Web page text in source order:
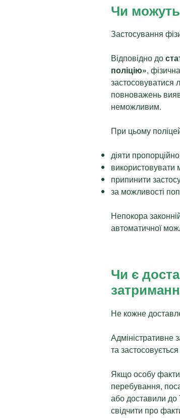
Чи
Застосування
Відповідно до
поліцію»,
застосовуватися
повноважень
неможливим.
При цьому
діяти
використовувати
припинити
за можливості
Непокора
автоматичної
Чи є
Не кожне
Адміністративне
та
Якщо особу
перебування,
або доставили до
свідчити про